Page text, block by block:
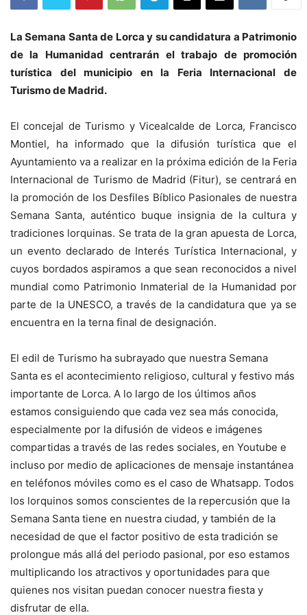
La Semana Santa de Lorca y su candidatura a Patrimonio
de la Humanidad centrarán el trabajo de promoción
turística del municipio en la Feria Internacional de
Turismo de Madrid.
El concejal de Turismo y Vicealcalde de Lorca, Francisco
Montiel, ha informado que la difusión turística que el
Ayuntamiento va a realizar en la próxima edición de la Feria
Internacional de Turismo de Madrid (Fitur), se centrará en
la promoción de los Desfiles Bíblico Pasionales de nuestra
Semana Santa, auténtico buque insignia de la cultura y
tradiciones lorquinas. Se trata de la gran apuesta de Lorca,
un evento declarado de Interés Turística Internacional, y
cuyos bordados aspiramos a que sean reconocidos a nivel
mundial como Patrimonio Inmaterial de la Humanidad por
parte de la UNESCO, a través de la candidatura que ya se
encuentra en la terna final de designación.
El edil de Turismo ha subrayado que nuestra Semana
Santa es el acontecimiento religioso, cultural y festivo más
importante de Lorca. A lo largo de los últimos años
estamos consiguiendo que cada vez sea más conocida,
especialmente por la difusión de videos e imágenes
compartidas a través de las redes sociales, en Youtube e
incluso por medio de aplicaciones de mensaje instantánea
en teléfonos móviles como es el caso de Whatsapp. Todos
los lorquinos somos conscientes de la repercusión que la
Semana Santa tiene en nuestra ciudad, y también de la
necesidad de que el factor positivo de esta tradición se
prolongue más allá del periodo pasional, por eso estamos
multiplicando los atractivos y oportunidades para que
quienes nos visitan puedan conocer nuestra fiesta y
disfrutar de ella.